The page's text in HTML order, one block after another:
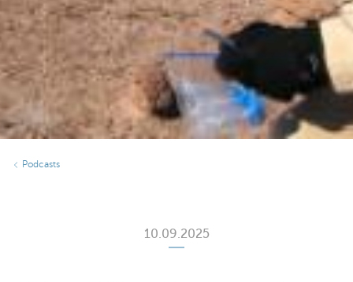
Podcasts
10.09.2025